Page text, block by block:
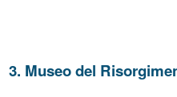
3. Museo del